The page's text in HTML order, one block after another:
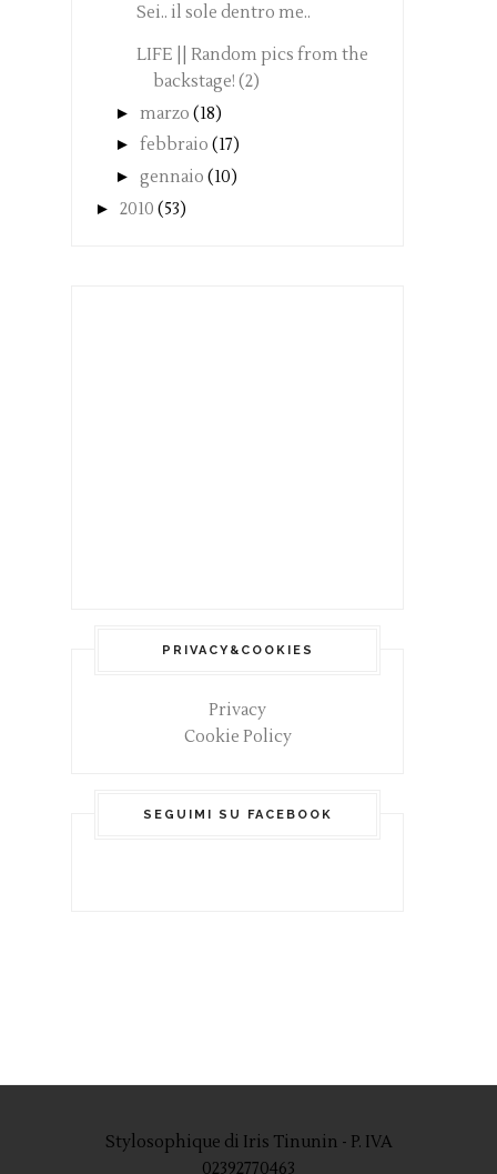
Sei.. il sole dentro me..
LIFE || Random pics from the
backstage! (2)
► marzo (18)
► febbraio (17)
► gennaio (10)
► 2010 (53)
PRIVACY&COOKIES
Privacy
Cookie Policy
SEGUIMI SU FACEBOOK
Stylosophique di Iris Tinunin - P. IVA
02392770463